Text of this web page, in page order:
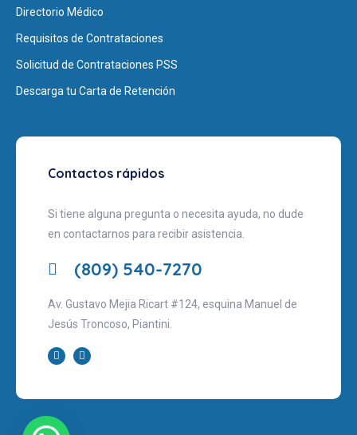
Directorio Médico
Requisitos de Contrataciones
Solicitud de Contrataciones PSS
Descarga tu Carta de Retención
Contactos rápidos
Si tiene alguna pregunta o necesita ayuda, no dude
en contactarnos para recibir asistencia.
(809) 540-7270
Av. Gustavo Mejia Ricart #124, esquina Manuel de
Jesús Troncoso, Piantini.